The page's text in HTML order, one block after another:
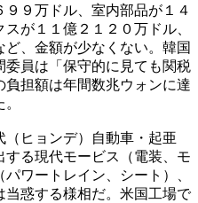
９万ドル、室内部品が１４
が１１億２１２０万ドル、
、金額が少なくない。韓国
委員は「保守的に見ても関税
担額は年間数兆ウォンに達
ヒョンデ）自動車・起亜
する現代モービス（電装、モ
ワートレイン、シート）、
惑する様相だ。米国工場で